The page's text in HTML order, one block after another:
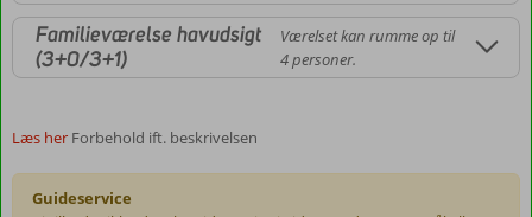
Familieværelse havudsigt
(3+0/3+1)
Værelset kan rumme op til
4 personer.
Læs her Forbehold ift. beskrivelsen
Guideservice